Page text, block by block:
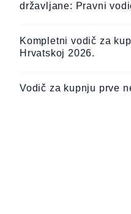
državljane: Pravni
Kompletni vodič za
Hrvatskoj 2026.
Vodič za kupnju prve